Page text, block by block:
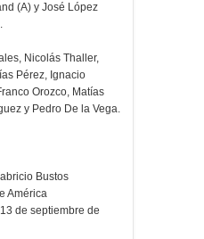
(A) y José López
Nicolás Thaller,
Pérez, Ignacio
Orozco, Matías
y Pedro De la Vega.
Bustos
América
de septiembre de